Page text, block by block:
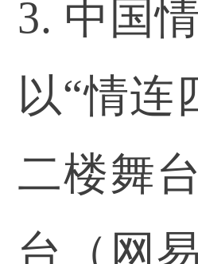
3. 中国
以“情连
二楼舞
台（网